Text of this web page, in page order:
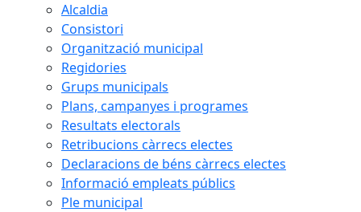
Alcaldia
Consistori
Organització municipal
Regidories
Grups municipals
Plans, campanyes i programes
Resultats electorals
Retribucions càrrecs electes
Declaracions de béns càrrecs electes
Informació empleats públics
Ple municipal